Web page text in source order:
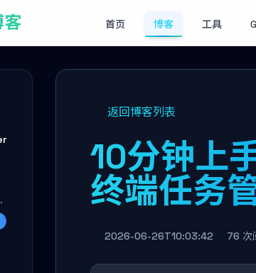
客 首页 博客 工具
返回博客列表
10分钟上
终端任务
2026-06-26T10:03:42 76 次